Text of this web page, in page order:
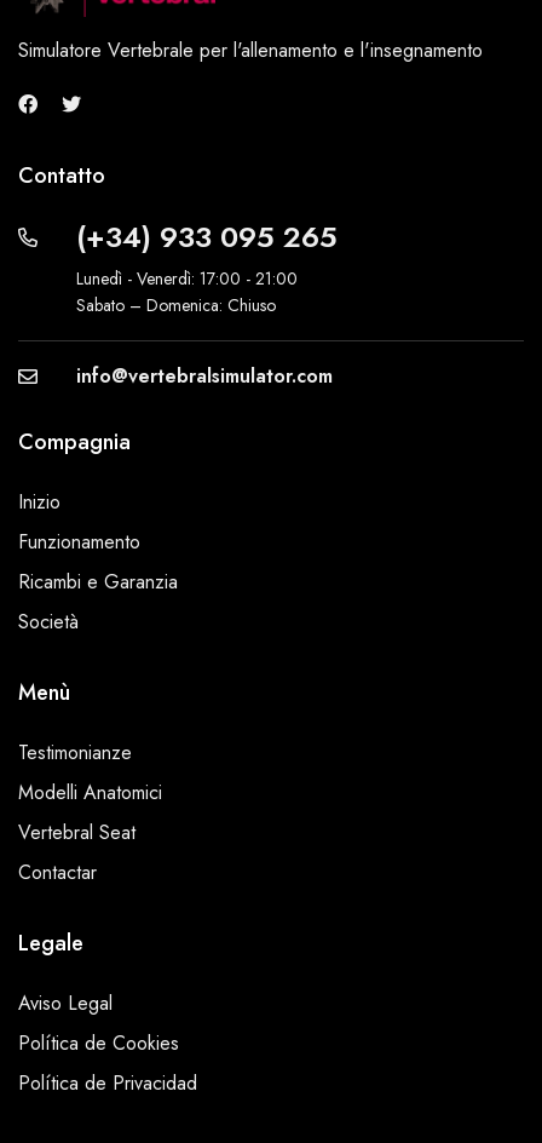
Simulatore Vertebrale per l'allenamento e l'insegnamento
Contatto
(+34) 933 095 265
Lunedì - Venerdì: 17:00 - 21:00
Sabato – Domenica: Chiuso
info@vertebralsimulator.com
Compagnia
Inizio
Funzionamento
Ricambi e Garanzia
Società
Menù
Testimonianze
Modelli Anatomici
Vertebral Seat
Contactar
Legale
Aviso Legal
Política de Cookies
Política de Privacidad